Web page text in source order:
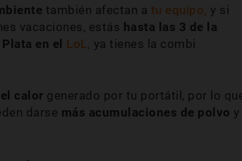
también afectan a tu equipo, y si
vacaciones, estás hasta las 3 de la
en el LoL, ya tienes la combi
calor generado por tu portátil, por lo
darse más acumulaciones de polvo y